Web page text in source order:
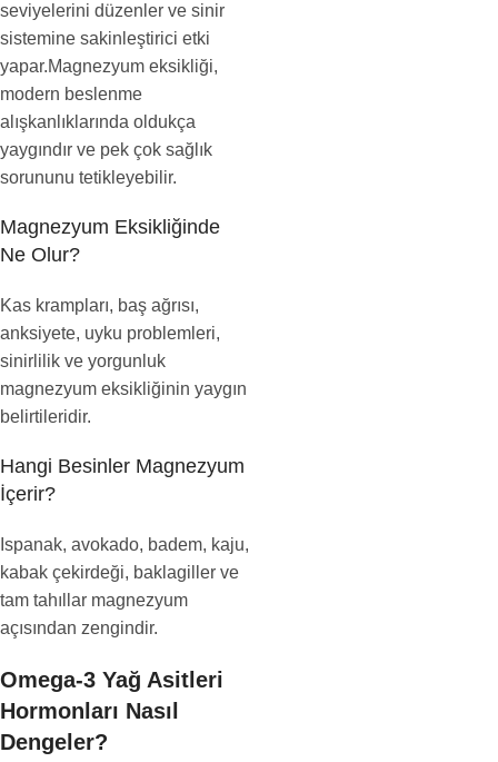
seviyelerini düzenler ve sinir
sistemine sakinleştirici etki
yapar.Magnezyum eksikliği,
modern beslenme
alışkanlıklarında oldukça
yaygındır ve pek çok sağlık
sorununu tetikleyebilir.
Magnezyum Eksikliğinde
Ne Olur?
Kas krampları, baş ağrısı,
anksiyete, uyku problemleri,
sinirlilik ve yorgunluk
magnezyum eksikliğinin yaygın
belirtileridir.
Hangi Besinler Magnezyum
İçerir?
Ispanak, avokado, badem, kaju,
kabak çekirdeği, baklagiller ve
tam tahıllar magnezyum
açısından zengindir.
Omega-3 Yağ Asitleri
Hormonları Nasıl
Dengeler?